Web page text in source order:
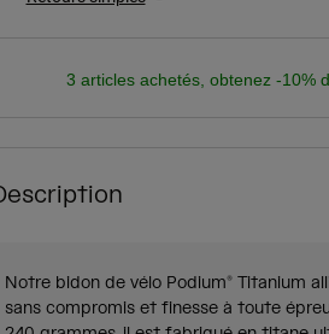
3 articles achetés, obtenez -10%
Notre bidon de vélo Podium® Titanium
sans compromis et finesse à toute